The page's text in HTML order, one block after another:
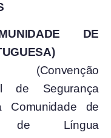
DE
de Segurança
Comunidade de
de Língua